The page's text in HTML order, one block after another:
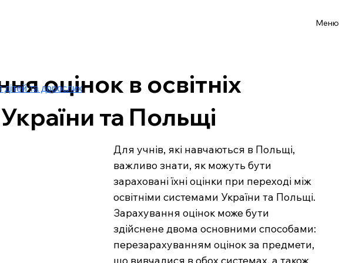
Меню
оцінок в освітніх
та Польщі
Для учнів, які навчаються в Польщі,
важливо знати, як можуть бути
зараховані їхні оцінки при переході між
освітніми системами України та Польщі.
Зарахування оцінок може бути
здійснене двома основними способами:
перезарахуванням оцінок за предмети,
дітей та дорослих